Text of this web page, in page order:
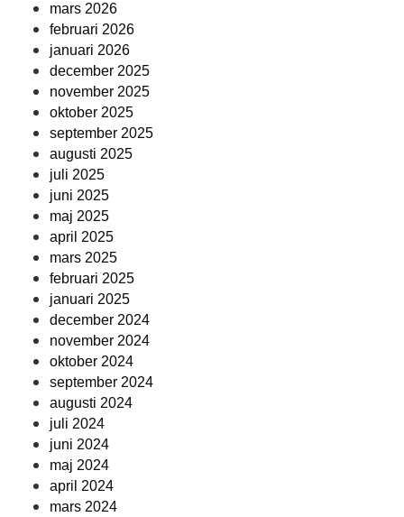
mars 2026
februari 2026
januari 2026
december 2025
november 2025
oktober 2025
september 2025
augusti 2025
juli 2025
juni 2025
maj 2025
april 2025
mars 2025
februari 2025
januari 2025
december 2024
november 2024
oktober 2024
september 2024
augusti 2024
juli 2024
juni 2024
maj 2024
april 2024
mars 2024